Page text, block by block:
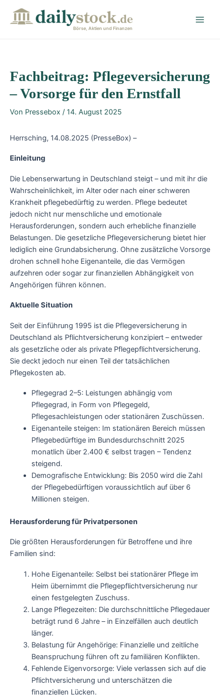
Börse, Aktien und Finanzen
Fachbeitrag: Pflegeversicherung
– Vorsorge für den Ernstfall
Von Pressebox / 14. August 2025
Herrsching, 14.08.2025 (PresseBox) –
Einleitung
Die Lebenserwartung in Deutschland steigt – und mit ihr die
Wahrscheinlichkeit, im Alter oder nach einer schweren
Krankheit pflegebedürftig zu werden. Pflege bedeutet
jedoch nicht nur menschliche und emotionale
Herausforderungen, sondern auch erhebliche finanzielle
Belastungen. Die gesetzliche Pflegeversicherung bietet hier
lediglich eine Grundabsicherung. Ohne zusätzliche Vorsorge
drohen schnell hohe Eigenanteile, die das Vermögen
aufzehren oder sogar zur finanziellen Abhängigkeit von
Angehörigen führen können.
Aktuelle Situation
Seit der Einführung 1995 ist die Pflegeversicherung in
Deutschland als Pflichtversicherung konzipiert – entweder
als gesetzliche oder als private Pflegepflichtversicherung.
Sie deckt jedoch nur einen Teil der tatsächlichen
Pflegekosten ab.
Pflegegrad 2–5: Leistungen abhängig vom
Pflegegrad, in Form von Pflegegeld,
Pflegesachleistungen oder stationären Zuschüssen.
Eigenanteile steigen: Im stationären Bereich müssen
Pflegebedürftige im Bundesdurchschnitt 2025
monatlich über 2.400 € selbst tragen – Tendenz
steigend.
Demografische Entwicklung: Bis 2050 wird die Zahl
der Pflegebedürftigen voraussichtlich auf über 6
Millionen steigen.
Herausforderung für Privatpersonen
Die größten Herausforderungen für Betroffene und ihre
Familien sind:
Hohe Eigenanteile: Selbst bei stationärer Pflege im
Heim übernimmt die Pflegepflichtversicherung nur
einen festgelegten Zuschuss.
Lange Pflegezeiten: Die durchschnittliche Pflegedauer
beträgt rund 6 Jahre – in Einzelfällen auch deutlich
länger.
Belastung für Angehörige: Finanzielle und zeitliche
Beanspruchung führen oft zu familiären Konflikten.
Fehlende Eigenvorsorge: Viele verlassen sich auf die
Pflichtversicherung und unterschätzen die
finanziellen Lücken.